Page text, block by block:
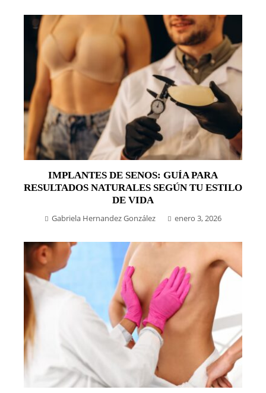
IMPLANTES DE SENOS: GUÍA PARA
RESULTADOS NATURALES SEGÚN TU ESTILO
DE VIDA
Gabriela Hernandez González enero 3, 2026